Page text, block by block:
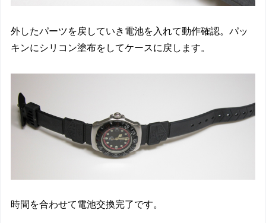
外したパーツを戻していき電池を入れて動作確認。パッ
キンにシリコン塗布をしてケースに戻します。
時間を合わせて電池交換完了です。